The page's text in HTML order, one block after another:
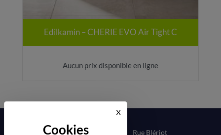
X
Edilkamin – CHERIE EVO Air Tight C
Aucun prix disponible en ligne
Rue Blériot